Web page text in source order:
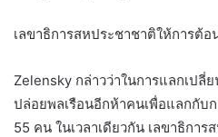
เลขาธิการสหประชาชาติให้การต้อ
Zelensky กล่าวว่าในการแลกเปลี่
ปล่อยพลเรือนอีกห้าคนเพื่อแลกกับ
55 คน ในเวลาเดียวกัน เลขาธิกา